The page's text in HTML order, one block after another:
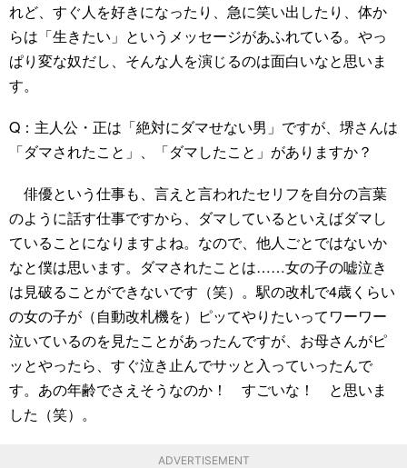
れど、すぐ人を好きになったり、急に笑い出したり、体か
らは「生きたい」というメッセージがあふれている。やっ
ぱり変な奴だし、そんな人を演じるのは面白いなと思いま
す。
Q：主人公・正は「絶対にダマせない男」ですが、堺さんは
「ダマされたこと」、「ダマしたこと」がありますか？
俳優という仕事も、言えと言われたセリフを自分の言葉
のように話す仕事ですから、ダマしているといえばダマし
ていることになりますよね。なので、他人ごとではないか
なと僕は思います。ダマされたことは……女の子の嘘泣き
は見破ることができないです（笑）。駅の改札で4歳くらい
の女の子が（自動改札機を）ピッてやりたいってワーワー
泣いているのを見たことがあったんですが、お母さんがピ
ッとやったら、すぐ泣き止んでサッと入っていったんで
す。あの年齢でさえそうなのか！ すごいな！ と思いま
した（笑）。
ADVERTISEMENT